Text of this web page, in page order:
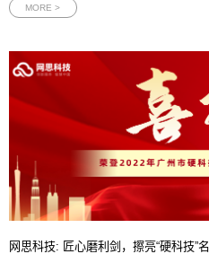
议》。图为中国移动与网思自智网络子链
MORE >
网思科技: 匠心磨利剑，擦亮“硬科技”